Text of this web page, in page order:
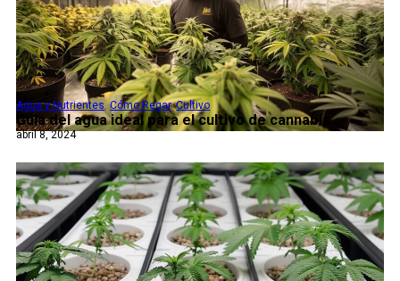
Guía del agua ideal para el cultivo de cannabis...
Agua y Nutrientes,Cómo Regar,Cultivo
abril 8, 2024